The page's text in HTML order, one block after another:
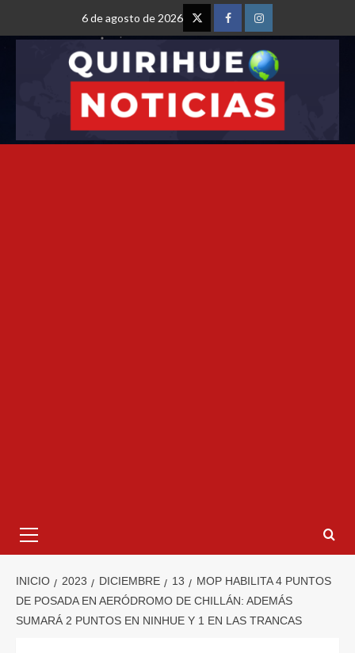
6 de agosto de 2026
INICIO 2023 DICIEMBRE 13
MOP HABILITA 4 PUNTOS
DE POSADA EN AERÓDROMO DE CHILLÁN: ADEMÁS
SUMARÁ 2 PUNTOS EN NINHUE Y 1 EN LAS TRANCAS